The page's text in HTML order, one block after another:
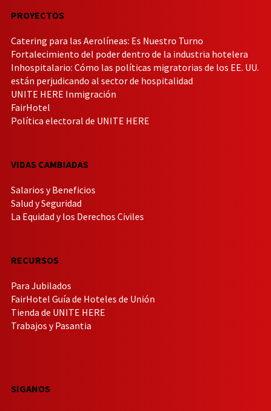
PROYECTOS
Catering para las Aerolíneas: Es Nuestro Turno
Fortalecimiento del poder dentro de la industria hotelera
Inhospitalario: Cómo las políticas migratorias de los EE. UU.
están perjudicando al sector de hospitalidad
UNITE HERE Inmigración
FairHotel
Política electoral de UNITE HERE
VIDAS CAMBIADAS
Salarios y Beneficios
Salud y Seguridad
La Equidad y los Derechos Civiles
RECURSOS
Para Jubilados
FairHotel Guía de Hoteles de Unión
Tienda de UNITE HERE
Trabajos y Pasantia
SIGANOS